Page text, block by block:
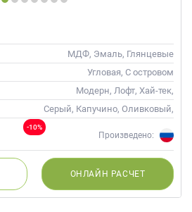
МДФ, Эмаль, Глянцевые
Угловая, С островом
Модерн, Лофт, Хай-тек,
Современные
Серый, Капучино, Оливковый,
Салатовый, Мятный
-10%
Произведено:
ОНЛАЙН РАСЧЕТ